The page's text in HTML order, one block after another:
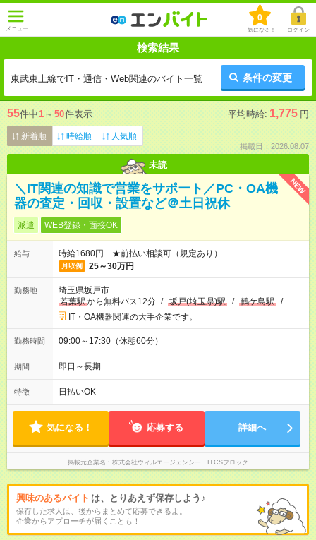
メニュー
0
気になる！ ログイン
検索結果
東武東上線でIT・通信・Web関連のバイト一覧 条件の変更
55件中1 ～ 50件表示 平均時給: 1,775 円
新着順 時給順 人気順
掲載日：2026.08.07
未読
NEW
＼IT関連の知識で営業をサポート／PC・OA機
器の査定・回収・設置など＠土日祝休
派遣 WEB登録・面接OK
給与 時給1680円 ★前払い相談可（規定あり）
月収例 25～30万円
勤務地
埼玉県坂戸市
若葉駅から無料バス12分 / 坂戸(埼玉県)駅 / 鶴ケ島駅 / …
IT・OA機器関連の大手企業です。
勤務時間 09:00～17:30（休憩60分）
期間 即日～長期
特徴 日払いOK
気になる！ 応募する 詳細へ
掲載元企業名 株式会社ウィルエージェンシー ITCSブロック
興味のあるバイト は、とりあえず保存しよう♪
保存した求人は、後からまとめて応募できるよ。
企業からアプローチが届くことも！